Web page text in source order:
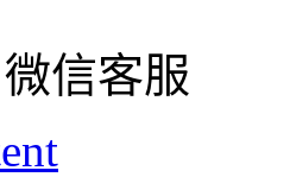
微信客服